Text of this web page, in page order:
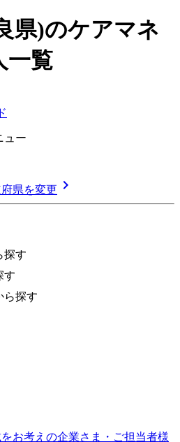
県)のケアマネ
一覧
ュー
県を変更 
探す
す
ら探す
お考えの企業さま・ご担当者様